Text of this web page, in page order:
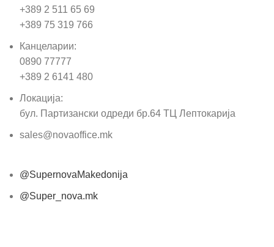
+389 2 511 65 69
+389 75 319 766
Канцеларии:
0890 77777
+389 2 6141 480
Локација:
бул. Партизански одреди бр.64 ТЦ Лептокарија
sales@novaoffice.mk
@SupernovaMakedonija
@Super_nova.mk